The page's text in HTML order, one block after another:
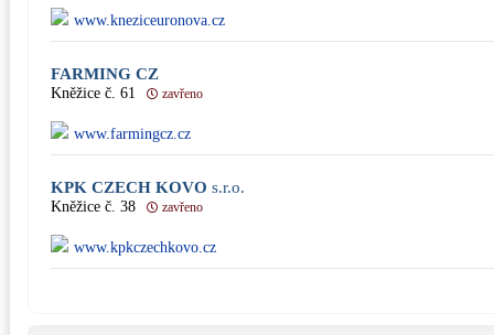
www.kneziceuronova.cz
FARMING CZ
Kněžice č. 61 zavřeno
www.farmingcz.cz
KPK CZECH KOVO s.r.o.
Kněžice č. 38 zavřeno
www.kpkczechkovo.cz